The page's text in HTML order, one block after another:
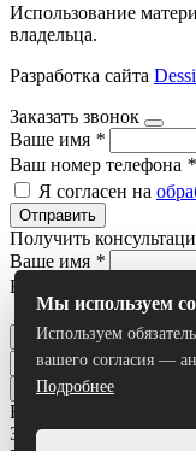
Использование
владельца.
Разработка сайта
Заказать звонок
Ваше имя *
Ваш номер телефона *
Я согласен на
Отправить
Получить
Ваше имя *
Ваш номер телефона
Я согласен на
Отправить
Все результаты
Задать вопрос
Мы используем
Используем
вашего согласия —
Подробнее